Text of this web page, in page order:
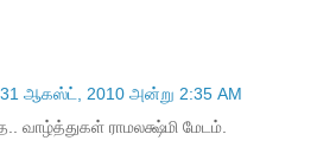
31 ஆகஸ்ட், 2010 அன்று 2:35 AM
வாழ்த்துகள் ராமலக்ஷ்மி மேடம்.